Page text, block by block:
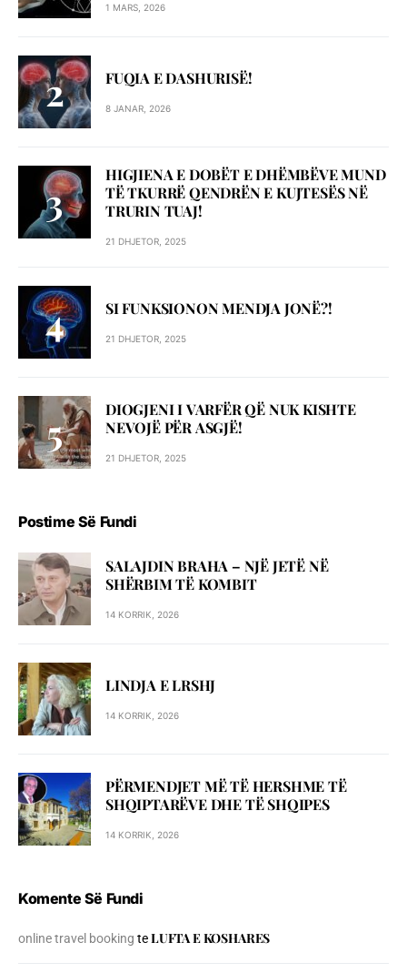
1 MARS, 2026
FUQIA E DASHURISË!
8 JANAR, 2026
HIGJIENA E DOBËT E DHËMBËVE MUND
TË TKURRË QENDRËN E KUJTESËS NË
TRURIN TUAJ!
21 DHJETOR, 2025
SI FUNKSIONON MENDJA JONË?!
21 DHJETOR, 2025
DIOGJENI I VARFËR QË NUK KISHTE
NEVOJË PËR ASGJË!
21 DHJETOR, 2025
Postime Së Fundi
SALAJDIN BRAHA – NJЁ JETЁ NЁ
SHЁRBIM TЁ KOMBIT
14 KORRIK, 2026
LINDJA E LRSHJ
14 KORRIK, 2026
PËRMENDJET MË TË HERSHME TË
SHQIPTARËVE DHE TË SHQIPES
14 KORRIK, 2026
Komente Së Fundi
online travel booking teLUFTA E KOSHARES